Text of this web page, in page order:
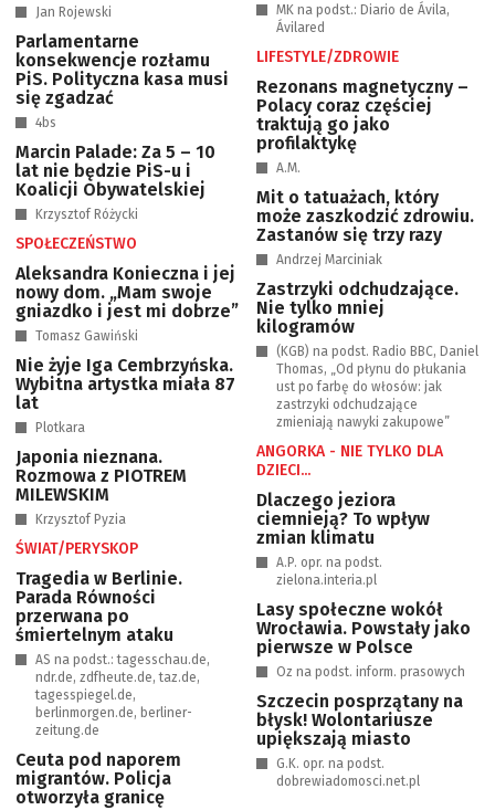
Jan Rojewski
Parlamentarne
konsekwencje rozłamu
PiS. Polityczna kasa musi
się zgadzać
4bs
Marcin Palade: Za 5 – 10
lat nie będzie PiS-u i
Koalicji Obywatelskiej
Krzysztof Różycki
SPOŁECZEŃSTWO
Aleksandra Konieczna i jej
nowy dom. „Mam swoje
gniazdko i jest mi dobrze”
Tomasz Gawiński
Nie żyje Iga Cembrzyńska.
Wybitna artystka miała 87
lat
Plotkara
Japonia nieznana.
Rozmowa z PIOTREM
MILEWSKIM
Krzysztof Pyzia
ŚWIAT/PERYSKOP
Tragedia w Berlinie.
Parada Równości
przerwana po
śmiertelnym ataku
AS na podst.: tagesschau.de,
ndr.de, zdfheute.de, taz.de,
tagesspiegel.de,
berlinmorgen.de, berliner-
zeitung.de
Ceuta pod naporem
migrantów. Policja
otworzyła granicę
MK na podst.: Diario de Ávila,
Ávilared
LIFESTYLE/ZDROWIE
Rezonans magnetyczny –
Polacy coraz częściej
traktują go jako
profilaktykę
A.M.
Mit o tatuażach, który
może zaszkodzić zdrowiu.
Zastanów się trzy razy
Andrzej Marciniak
Zastrzyki odchudzające.
Nie tylko mniej
kilogramów
(KGB) na podst. Radio BBC, Daniel
Thomas, „Od płynu do płukania
ust po farbę do włosów: jak
zastrzyki odchudzające
zmieniają nawyki zakupowe”
ANGORKA - NIE TYLKO DLA
DZIECI...
Dlaczego jeziora
ciemnieją? To wpływ
zmian klimatu
A.P. opr. na podst.
zielona.interia.pl
Lasy społeczne wokół
Wrocławia. Powstały jako
pierwsze w Polsce
Oz na podst. inform. prasowych
Szczecin posprzątany na
błysk! Wolontariusze
upiększają miasto
G.K. opr. na podst.
dobrewiadomosci.net.pl